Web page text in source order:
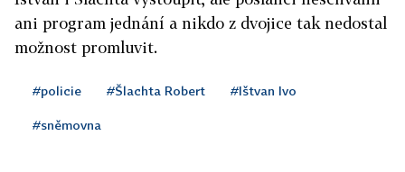
ani program jednání a nikdo z dvojice tak nedostal
možnost promluvit.
#policie #Šlachta Robert #Ištvan Ivo
#sněmovna